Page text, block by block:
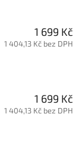
1 699 Kč
1 404,13 Kč bez DPH
1 699 Kč
1 404,13 Kč bez DPH